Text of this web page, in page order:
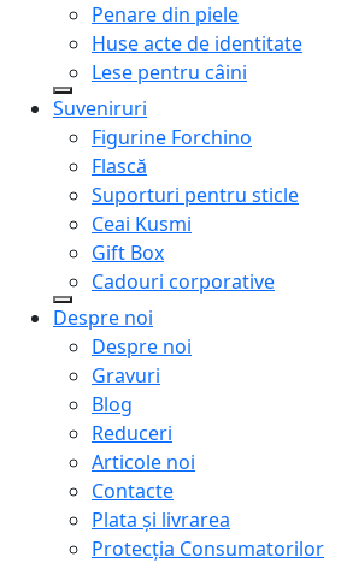
Penare din piele
Huse acte de identitate
Lese pentru câini
Suveniruri
Figurine Forchino
Flască
Suporturi pentru sticle
Ceai Kusmi
Gift Box
Cadouri corporative
Despre noi
Despre noi
Gravuri
Blog
Reduceri
Articole noi
Contacte
Plata și livrarea
Protecţia Consumatorilor